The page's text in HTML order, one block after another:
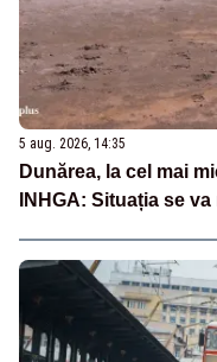
5 aug. 2026, 14:35
Dunărea, la cel mai
INHGA: Situația se